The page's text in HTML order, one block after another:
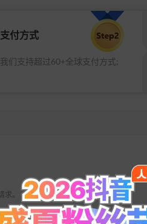
支付方式
我们支持超过60+全球支付方式;
。